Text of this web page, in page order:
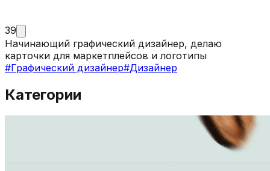
39
Начинающий графический дизайнер, делаю
карточки для маркетплейсов и логотипы
#Графический дизайнер#Дизайнер
Категории